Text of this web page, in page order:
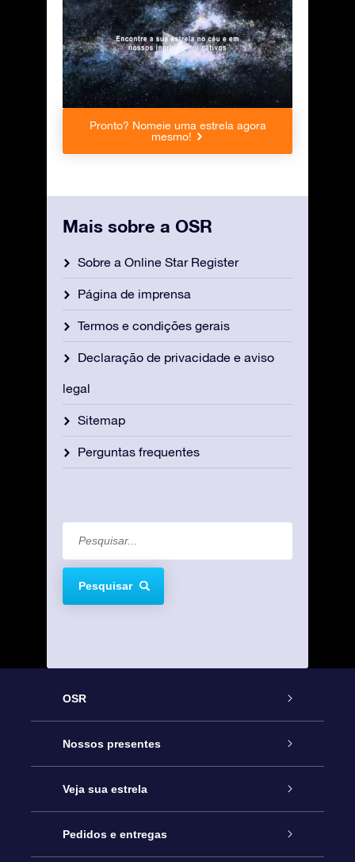
Pronto? Nomeie uma estrela agora
mesmo!
Mais sobre a OSR
Sobre a Online Star Register
Página de imprensa
Termos e condições gerais
Declaração de privacidade e aviso
legal
Sitemap
Perguntas frequentes
Pesquisar
OSR
Serviço
Entre em contato conosco
Blog
Nossos presentes
Presente estrelar on-line
Pacote de presente da OSR
Veja sua estrela
Star Register
Pedidos e entregas